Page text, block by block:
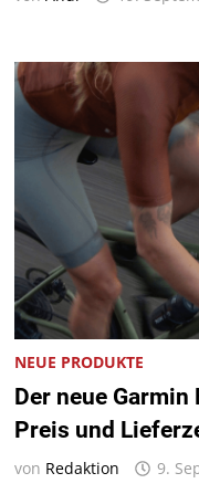
NEUE PRODUKTE
Der neue Garmin
Preis und
von Redaktion 9.